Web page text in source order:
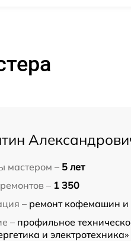
мастером – 5 лет
– 1 350
– ремонт кофемашин
– профильное
и электротехника»